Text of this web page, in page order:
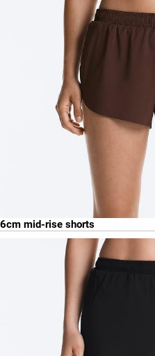
6cm mid-rise shorts